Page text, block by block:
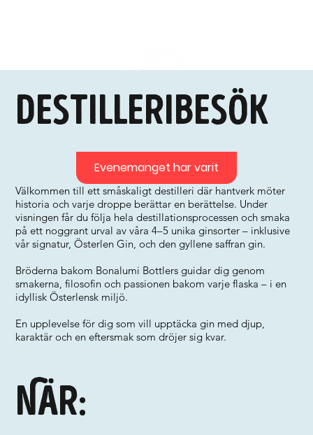
Destilleribesök
Välkommen till ett småskaligt destilleri där hantverk möter
historia och varje droppe berättar en berättelse. Under
visningen får du följa hela destillationsprocessen och smaka
på ett noggrant urval av våra 4–5 unika ginsorter – inklusive
vår signatur, Österlen Gin, och den gyllene saffran gin.
Bröderna bakom Bonalumi Bottlers guidar dig genom
smakerna, filosofin och passionen bakom varje flaska – i en
idyllisk Österlensk miljö.
En upplevelse för dig som vill upptäcka gin med djup,
karaktär och en eftersmak som dröjer sig kvar.
När:
Evenemanget har varit